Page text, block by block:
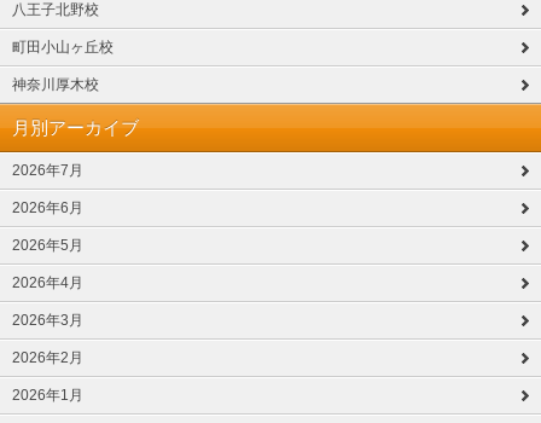
八王子北野校
町田小山ヶ丘校
神奈川厚木校
月別アーカイブ
2026年7月
2026年6月
2026年5月
2026年4月
2026年3月
2026年2月
2026年1月